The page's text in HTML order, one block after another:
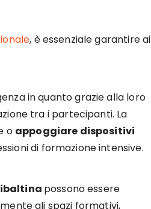
, è essenziale garantire ai
in quanto grazie alla loro
tra i partecipanti. La
o appoggiare dispositivi
di formazione intensive.
possono essere
gli spazi formativi,